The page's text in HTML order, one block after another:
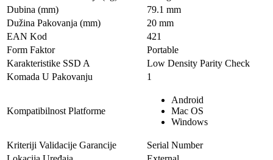
Dubina (mm)
79.1 mm
Dužina Pakovanja (mm)
20 mm
EAN Kod
421
Form Faktor
Portable
Karakteristike SSD A
Low Density Parity Check
Komada U Pakovanju
1
Kompatibilnost Platforme
Android
Mac OS
Windows
Kriteriji Validacije Garancije
Serial Number